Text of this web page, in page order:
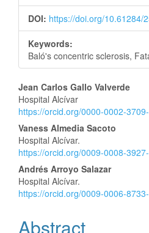
DOI: https://doi.org/10.61284/
Keywords:
Baló's concentric sclerosis,
Main
Article
Content
Jean Carlos Gallo Valverde
Hospital Alcívar
https://orcid.org/0000-0002-
Vaness Almedia Sacoto
Hospital Alcívar.
https://orcid.org/0009-0008-
Andrés Arroyo Salazar
Hospital Alcívar.
https://orcid.org/0009-0006-
Abstract